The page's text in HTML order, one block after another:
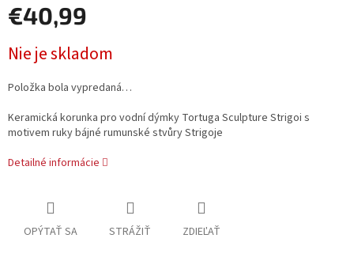
€40,99
cena:
Nie je skladom
Položka bola vypredaná…
Keramická korunka pro vodní dýmky Tortuga Sculpture Strigoi s
motivem ruky bájné rumunské stvůry Strigoje
Detailné informácie
OPÝTAŤ SA STRÁŽIŤ ZDIEĽAŤ